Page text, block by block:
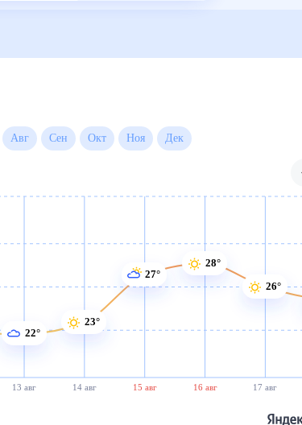
Июл Авг Сен Окт Ноя
13 авг 14 авг 15 авг 16 авг 17 авг
22°
23°
27°
28°
26°